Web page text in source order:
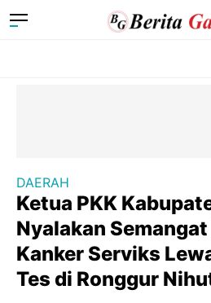
DAERAH
Ketua PKK
Nyalakan
Kanker Serviks
Tes di Ronggur